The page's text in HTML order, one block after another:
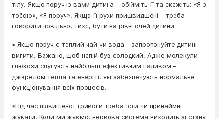
тілу. Якщо поруч із вами дитина – обійміть її та скажіть: «Я з
тобою», «Я поруч». Якщо її рухи пришвидшені – треба
говорити повільно, тихо, бути на рівні очей дитини.
▪️ Якщо поруч є теплий чай чи вода – запропонуйте дитині
випити. Бажано, щоб напій був солодкий. Адже молекули
глюкози слугують найбільш ефективним паливом –
джерелом тепла та енергії, які забезпечують нормальне
функціонування всіх процесів.
▪️Під час підвищеної тривоги треба їсти чи принаймні
жувати. Коли ми жуємо, нервова система виходить зі стану